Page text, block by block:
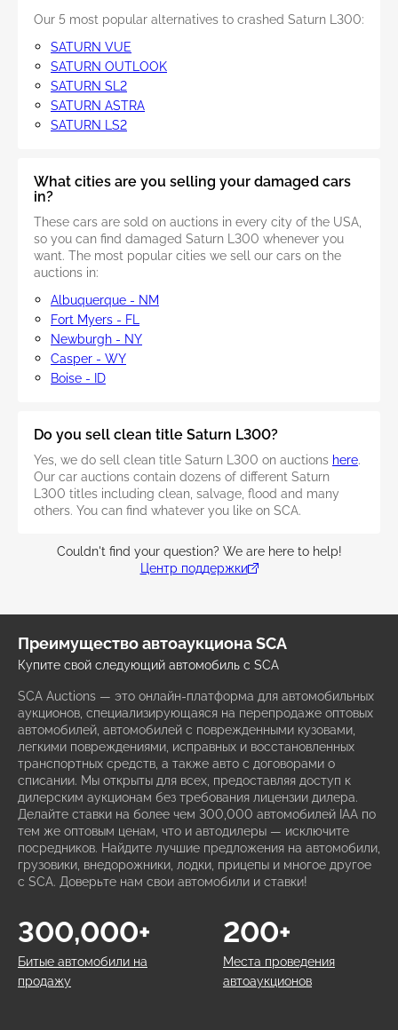
Our 5 most popular alternatives to crashed Saturn L300:
SATURN VUE
SATURN OUTLOOK
SATURN SL2
SATURN ASTRA
SATURN LS2
What cities are you selling your damaged cars
in?
These cars are sold on auctions in every city of the USA,
so you can find damaged Saturn L300 whenever you
want. The most popular cities we sell our cars on the
auctions in:
Albuquerque - NM
Fort Myers - FL
Newburgh - NY
Casper - WY
Boise - ID
Do you sell clean title Saturn L300?
Yes, we do sell clean title Saturn L300 on auctions here.
Our car auctions contain dozens of different Saturn
L300 titles including clean, salvage, flood and many
others. You can find whatever you like on SCA.
Couldn't find your question? We are here to help!
Центр поддержки
Преимущество автоаукциона SCA
Купите свой следующий автомобиль с SCA
SCA Auctions — это онлайн-платформа для автомобильных
аукционов, специализирующаяся на перепродаже оптовых
автомобилей, автомобилей с поврежденными кузовами,
легкими повреждениями, исправных и восстановленных
транспортных средств, а также авто с договорами о
списании. Мы открыты для всех, предоставляя доступ к
дилерским аукционам без требования лицензии дилера.
Делайте ставки на более чем 300,000 автомобилей IAA по
тем же оптовым ценам, что и автодилеры — исключите
посредников. Найдите лучшие предложения на автомобили,
грузовики, внедорожники, лодки, прицепы и многое другое
с SCA. Доверьте нам свои автомобили и ставки!
Битые автомобили на
продажу
300,000+
Места проведения
автоаукционов
200+